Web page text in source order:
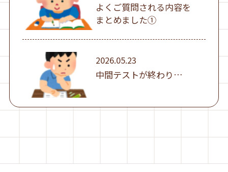
よくご質問される内容を
まとめました①
2026.05.23
中間テストが終わり…